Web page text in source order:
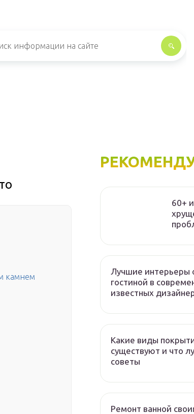
камнем
60+
Лучшие интерьеры
гостиной в
известных
Какие виды
существуют и что
советы
Ремонт ванной